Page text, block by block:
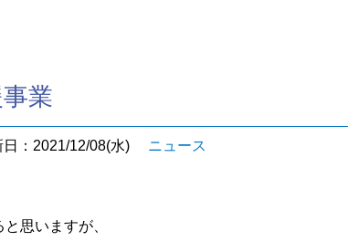
業
日：2021/12/08(水) ニュース
思いますが、